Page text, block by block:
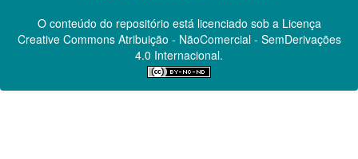
O conteúdo do repositório está licenciado sob a Licença
Creative CommonsAtribuição - NãoComercial - SemDerivações
4.0 Internacional.